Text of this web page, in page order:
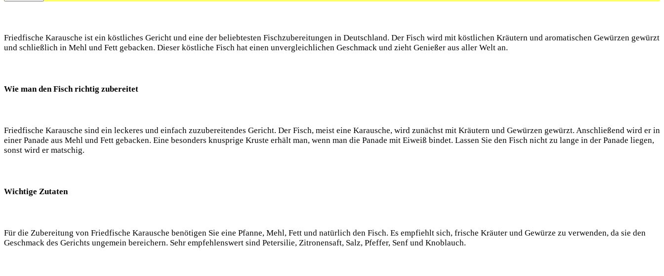
Friedfische Karausche ist ein köstliches Gericht und eine der beliebtesten Fischzubereitungen in Deutschland. Der Fisch wird mit köstlichen Kräutern und aromatischen Gewürzen gewürzt
und schließlich in Mehl und Fett gebacken. Dieser köstliche Fisch hat einen unvergleichlichen Geschmack und zieht Genießer aus aller Welt an.
Wie man den Fisch richtig zubereitet
Friedfische Karausche sind ein leckeres und einfach zuzubereitendes Gericht. Der Fisch, meist eine Karausche, wird zunächst mit Kräutern und Gewürzen gewürzt. Anschließend wird er in
einer Panade aus Mehl und Fett gebacken. Eine besonders knusprige Kruste erhält man, wenn man die Panade mit Eiweiß bindet. Lassen Sie den Fisch nicht zu lange in der Panade liegen,
sonst wird er matschig.
Wichtige Zutaten
Für die Zubereitung von Friedfische Karausche benötigen Sie eine Pfanne, Mehl, Fett und natürlich den Fisch. Es empfiehlt sich, frische Kräuter und Gewürze zu verwenden, da sie den
Geschmack des Gerichts ungemein bereichern. Sehr empfehlenswert sind Petersilie, Zitronensaft, Salz, Pfeffer, Senf und Knoblauch.